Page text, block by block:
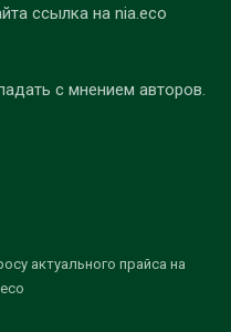
ссылка на nia.eco
с мнением авторов.
актуального прайса на